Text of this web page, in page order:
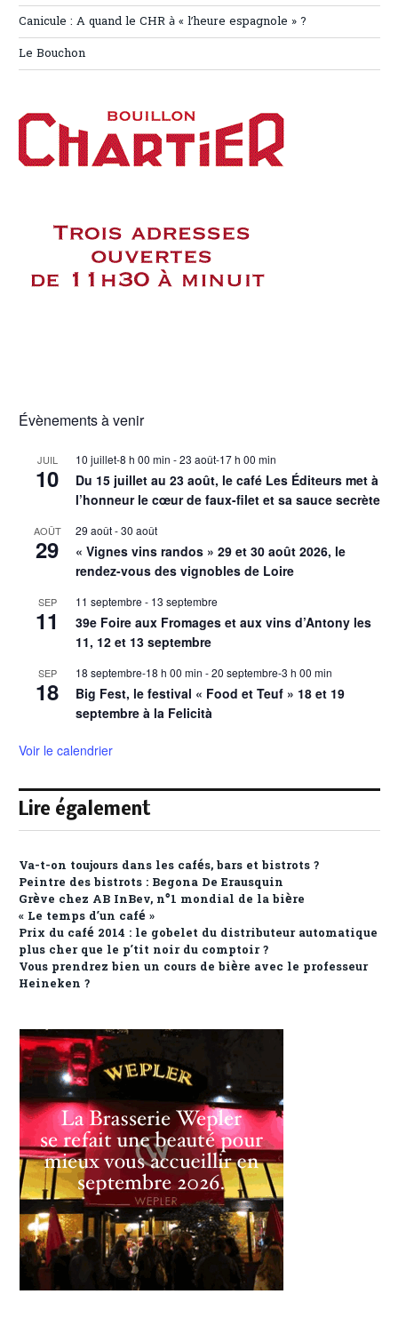
Canicule : A quand le CHR à « l’heure espagnole » ?
Le Bouchon
Évènements à venir
JUIL
10
10 juillet-8 h 00 min -23 août-17 h 00 min
Du 15 juillet au 23 août, le café Les Éditeurs met à
l’honneur le cœur de faux-filet et sa sauce secrète
AOÛT
29
29 août-30 août
« Vignes vins randos » 29 et 30 août 2026, le
rendez-vous des vignobles de Loire
SEP
11
11 septembre - 13 septembre
39e Foire aux Fromages et aux vins d’Antony les
11, 12 et 13 septembre
SEP
18
18 septembre-18 h 00 min -20 septembre-3 h 00 min
Big Fest, le festival « Food et Teuf » 18 et 19
septembre à la Felicità
Voir le calendrier
Lire également
Va-t-on toujours dans les cafés, bars et bistrots ?
Peintre des bistrots : Begona De Erausquin
Grève chez AB InBev, n°1 mondial de la bière
« Le temps d’un café »
Prix du café 2014 : le gobelet du distributeur automatique
plus cher que le p’tit noir du comptoir ?
Vous prendrez bien un cours de bière avec le professeur
Heineken ?